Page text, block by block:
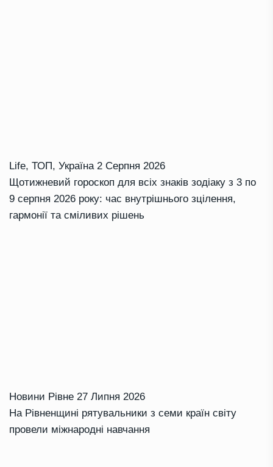
Life, ТОП, Україна 2 Серпня 2026
Щотижневий гороскоп для всіх знаків зодіаку з 3 по
9 серпня 2026 року: час внутрішнього зцілення,
гармонії та сміливих рішень
Новини Рівне 27 Липня 2026
На Рівненщині рятувальники з семи країн світу
провели міжнародні навчання